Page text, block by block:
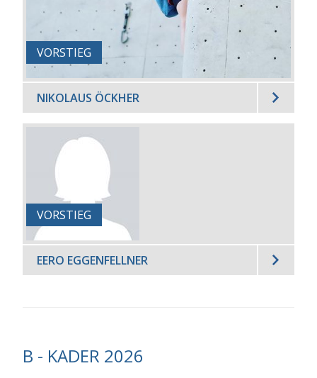
VORSTIEG
NIKOLAUS ÖCKHER
VORSTIEG
EERO EGGENFELLNER
B - KADER 2026